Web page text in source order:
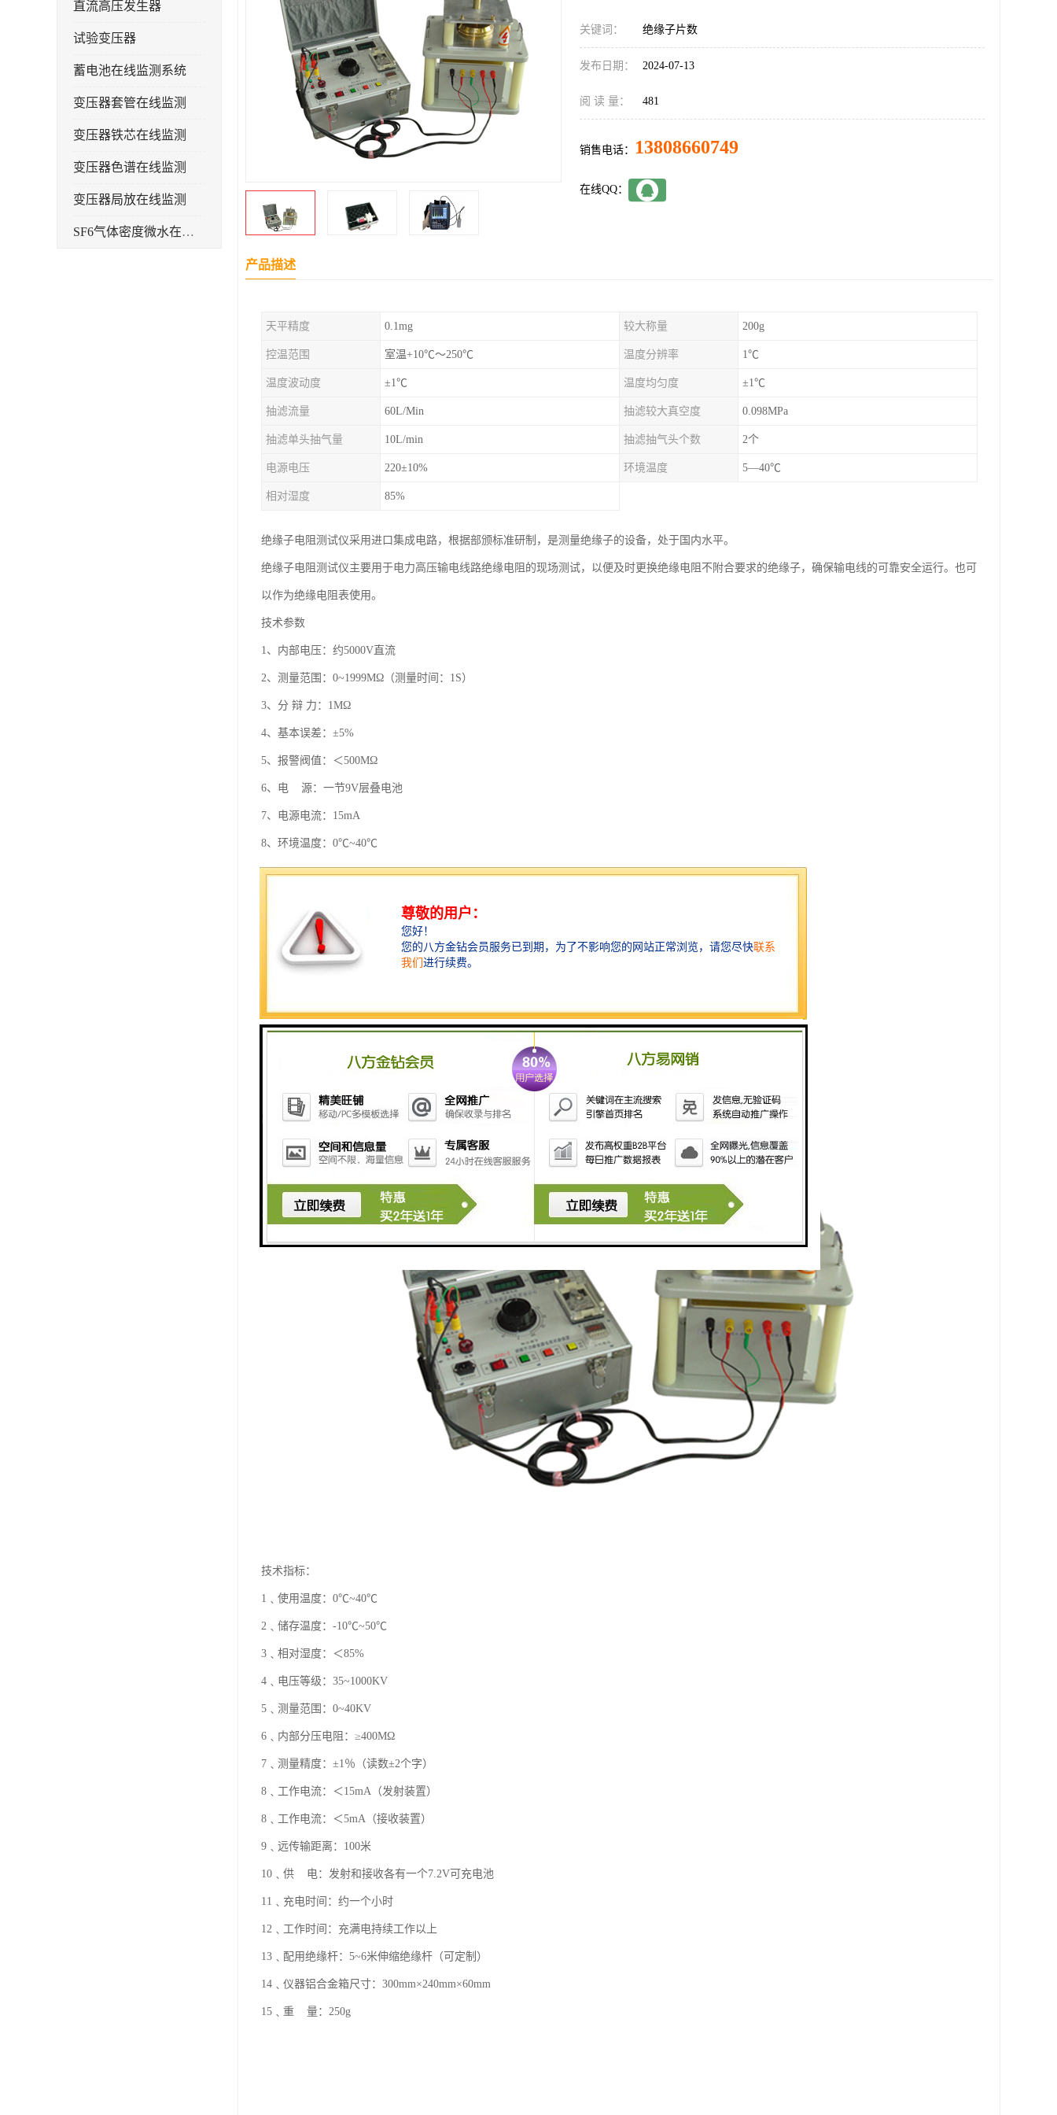
直流高压发生器
试验变压器
蓄电池在线监测系统
变压器套管在线监测
变压器铁芯在线监测
变压器色谱在线监测
变压器局放在线监测
SF6气体密度微水在线监测系统
关键词： 绝缘子片数
发布日期： 2024-07-13
阅 读 量： 481
销售电话： 13808660749
在线QQ：
产品描述
天平精度 0.1mg 较大称量 200g
控温范围 室温+10℃～250℃ 温度分辨率 1℃
温度波动度 ±1℃ 温度均匀度 ±1℃
抽滤流量 60L/Min 抽滤较大真空度 0.098MPa
抽滤单头抽气量 10L/min 抽滤抽气头个数 2个
电源电压 220±10% 环境温度 5—40℃
相对湿度 85%
绝缘子电阻测试仪采用进口集成电路，根据部颁标准研制，是测量绝缘子的设备，处于国内水平。
绝缘子电阻测试仪主要用于电力高压输电线路绝缘电阻的现场测试，以便及时更换绝缘电阻不附合要求的绝缘子，确保输电线的可靠安全运行。也可
以作为绝缘电阻表使用。
技术参数
1、内部电压：约5000V直流
2、测量范围：0~1999MΩ（测量时间：1S）
3、分 辩 力：1MΩ
4、基本误差：±5%
5、报警阀值：＜500MΩ
6、电 源：一节9V层叠电池
7、电源电流：15mA
8、环境温度：0℃~40℃
9、环境湿度：≤85%RH
11、重 量：1kg
技术指标：
1﹑使用温度：0℃~40℃
2﹑储存温度：-10℃~50℃
3﹑相对湿度：＜85%
4﹑电压等级：35~1000KV
5﹑测量范围：0~40KV
6﹑内部分压电阻：≥400MΩ
7﹑测量精度：±1％（读数±2个字）
8﹑工作电流：＜15mA（发射装置）
8﹑工作电流：＜5mA（接收装置）
9﹑远传输距离：100米
10﹑供 电：发射和接收各有一个7.2V可充电池
11﹑充电时间：约一个小时
12﹑工作时间：充满电持续工作以上
13﹑配用绝缘杆：5~6米伸缩绝缘杆（可定制）
14﹑仪器铝合金箱尺寸：300mm×240mm×60mm
15﹑重 量：250g